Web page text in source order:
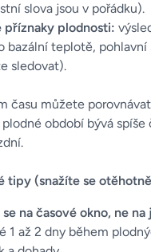
slova jsou v pořádku).
příznaky plodnosti:
bazální teplotě,
sledovat).
času můžete
plodné období bývá spíše
tipy (snažíte se
na časové okno, ne na
1 až 2 dny během